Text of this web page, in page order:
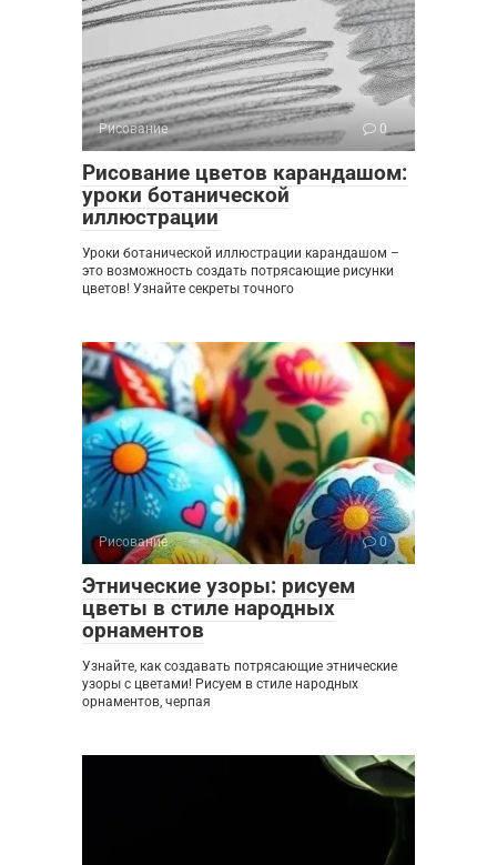
Рисование 0
Рисование цветов карандашом:
уроки ботанической
иллюстрации
Уроки ботанической иллюстрации карандашом –
это возможность создать потрясающие рисунки
цветов! Узнайте секреты точного
Рисование 0
Этнические узоры: рисуем
цветы в стиле народных
орнаментов
Узнайте, как создавать потрясающие этнические
узоры с цветами! Рисуем в стиле народных
орнаментов, черпая